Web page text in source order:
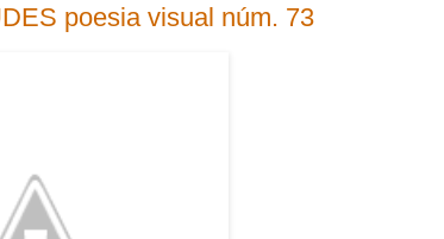
poesia visual núm. 73